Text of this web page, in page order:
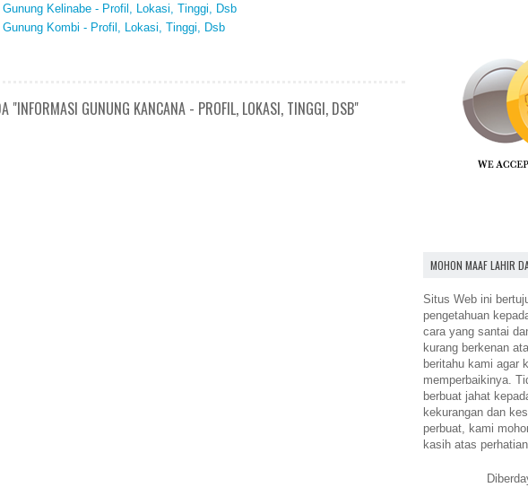
Kelinabe - Profil, Lokasi, Tinggi, Dsb
Gunung Kombi - Profil, Lokasi, Tinggi, Dsb
"INFORMASI GUNUNG KANCANA - PROFIL, LOKASI, TINGGI, DSB"
MOHON MAAF LAHIR
Situs Web ini
pengetahuan
cara yang santai
kurang berkenan
beritahu kami agar
memperbaikinya.
berbuat jahat
kekurangan dan
perbuat, kami
kasih atas